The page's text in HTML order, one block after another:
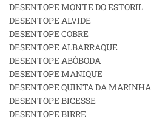
DESENTOPE MONTE DO ESTORIL
DESENTOPE ALVIDE
DESENTOPE COBRE
DESENTOPE ALBARRAQUE
DESENTOPE ABÓBODA
DESENTOPE MANIQUE
DESENTOPE QUINTA DA MARINHA
DESENTOPE BICESSE
DESENTOPE BIRRE